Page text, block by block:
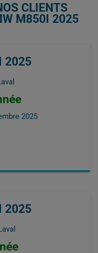
CLIENTS
M850I 2025
2025
2025
2025